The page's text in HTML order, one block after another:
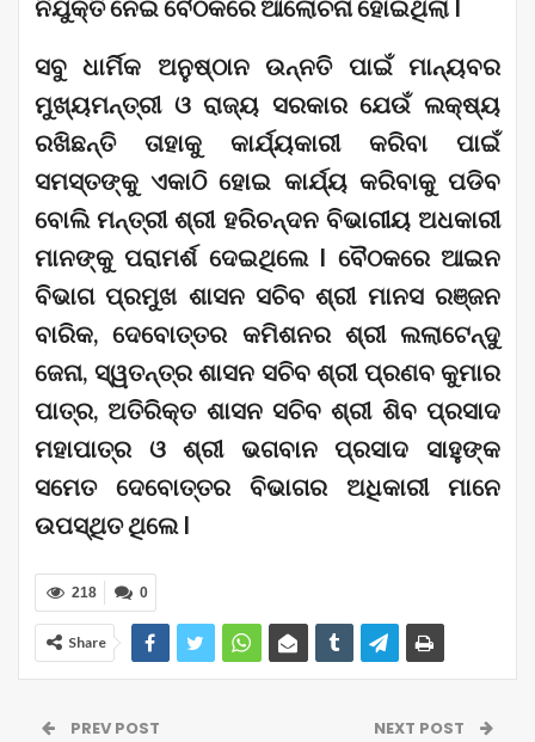
ନିଯୁକ୍ତି ନେଇ ବୈଠକରେ ଆଲୋଚନା ହୋଇଥିଲା I
ସବୁ ଧାର୍ମିକ ଅନୁଷ୍ଠାନ ଉନ୍ନତି ପାଇଁ ମାନ୍ୟବର
ମୁଖ୍ୟମନ୍ତ୍ରୀ ଓ ରାଜ୍ୟ ସରକାର ଯେଉଁ ଲକ୍ଷ୍ୟ
ରଖିଛନ୍ତି ତାହାକୁ କାର୍ଯ୍ୟକାରୀ କରିବା ପାଇଁ
ସମସ୍ତଙ୍କୁ ଏକାଠି ହୋଇ କାର୍ଯ୍ୟ କରିବାକୁ ପଡିବ
ବୋଲି ମନ୍ତ୍ରୀ ଶ୍ରୀ ହରିଚନ୍ଦନ ବିଭାଗୀୟ ଅଧକାରୀ
ମାନଙ୍କୁ ପରାମର୍ଶ ଦେଇଥିଲେ I ବୈଠକରେ ଆଇନ
ବିଭାଗ ପ୍ରମୁଖ ଶାସନ ସଚିବ ଶ୍ରୀ ମାନସ ରଞ୍ଜନ
ବାରିକ, ଦେବୋତ୍ତର କମିଶନର ଶ୍ରୀ ଲଲାଟେନ୍ଦୁ
ଜେନା, ସ୍ୱତନ୍ତ୍ର ଶାସନ ସଚିବ ଶ୍ରୀ ପ୍ରଣବ କୁମାର
ପାତ୍ର, ଅତିରିକ୍ତ ଶାସନ ସଚିବ ଶ୍ରୀ ଶିବ ପ୍ରସାଦ
ମହାପାତ୍ର ଓ ଶ୍ରୀ ଭଗବାନ ପ୍ରସାଦ ସାହୁଙ୍କ
ସମେତ ଦେବୋତ୍ତର ବିଭାଗର ଅଧିକାରୀ ମାନେ
ଉପସ୍ଥିତ ଥିଲେ I
0
218
Share
PREV POST NEXT POST